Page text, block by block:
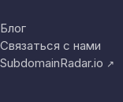
Блог
Связаться с нами
SubdomainRadar.io ↗